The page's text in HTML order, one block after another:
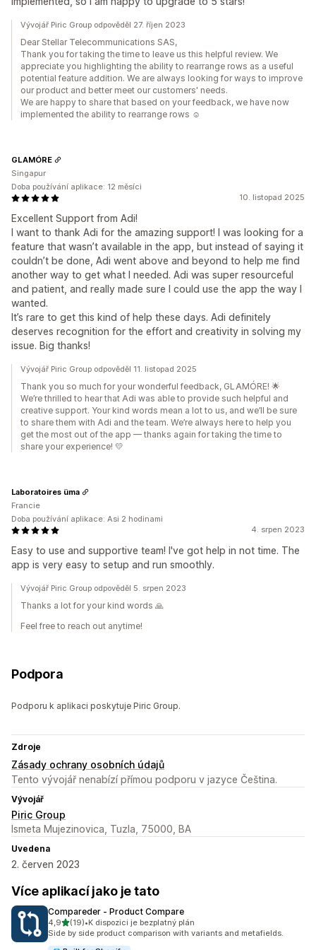
Vývojář Piric Group odpověděl 27. říjen 2023
Dear Stellar Telecommunications SAS,
Thank you for taking the time to leave us this helpful review. We
appreciate you highlighting the ability to rearrange rows as a useful
potential feature addition. We are always looking for ways to improve
our product and better meet our customers' needs.
We are happy to share that based on your feedback, we have now
implemented the ability to rearrange rows ☺️
10. listopad 2025
Excellent Support from Adi!
I want to thank Adi for the amazing support! I was looking for a
feature that wasn’t available in the app, but instead of saying it
couldn’t be done, Adi went above and beyond to help me find
another way to get what I needed. Adi was super resourceful
and patient, and really made sure I could use the app the way I
wanted.
It’s rare to get this kind of help these days. Adi definitely
deserves recognition for the effort and creativity in solving my
issue. Big thanks!
GLAMÓRE
Singapur
Doba používání aplikace: 12 měsíci
Vývojář Piric Group odpověděl 11. listopad 2025
Thank you so much for your wonderful feedback, GLAMÓRE! 🌟
We’re thrilled to hear that Adi was able to provide such helpful and
creative support. Your kind words mean a lot to us, and we’ll be sure
to share them with Adi and the team. We’re always here to help you
get the most out of the app — thanks again for taking the time to
share your experience! 💛
4. srpen 2023
Easy to use and supportive team! I've got help in not time. The
app is very easy to setup and run smoothly.
Laboratoires üma
Francie
Doba používání aplikace: Asi 2 hodinami
Vývojář Piric Group odpověděl 5. srpen 2023
Thanks a lot for your kind words 🙏
Feel free to reach out anytime!
Podpora
Podporu k aplikaci poskytuje Piric Group.
Zdroje
Zásady ochrany osobních údajů
Tento vývojář nenabízí přímou podporu v jazyce Čeština.
Vývojář
Piric Group
Ismeta Mujezinovica, Tuzla, 75000, BA
Uvedena
2. červen 2023
Více aplikací jako je tato
Compareder ‑ Product Compare
4,9z 5 hvězd
(19)
Celkový počet recenzí: 19
•K dispozici je bezplatný plán
Side by side product comparison with variants and metafields.